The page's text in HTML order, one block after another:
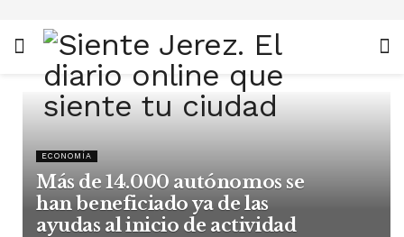
ECONOMÍA
Más de 14.000 autónomos se
han beneficiado ya de las
ayudas al inicio de actividad